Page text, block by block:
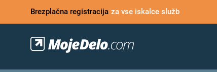
Brezplačna registracija za vse iskalce služb